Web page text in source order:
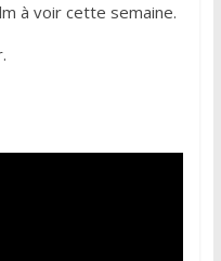
à voir cette semaine.